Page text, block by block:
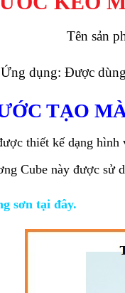
Tên sản
Ứng dụng: Được
TẠO
thiết kế dạng
Cube này được
sơn tại đây.